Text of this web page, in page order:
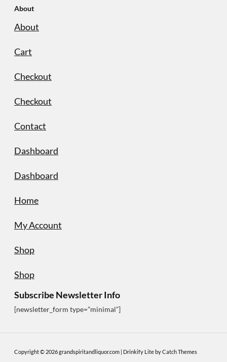
About
About
Cart
Checkout
Checkout
Contact
Dashboard
Dashboard
Home
My Account
Shop
Shop
Subscribe Newsletter Info
[newsletter_form type=”minimal”]
Copyright © 2026grandspiritandliquor.com | Drinkify Lite byCatch Themes